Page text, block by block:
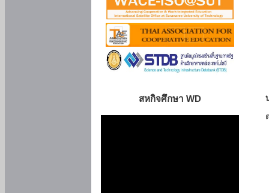
สหกิจศึกษา WD